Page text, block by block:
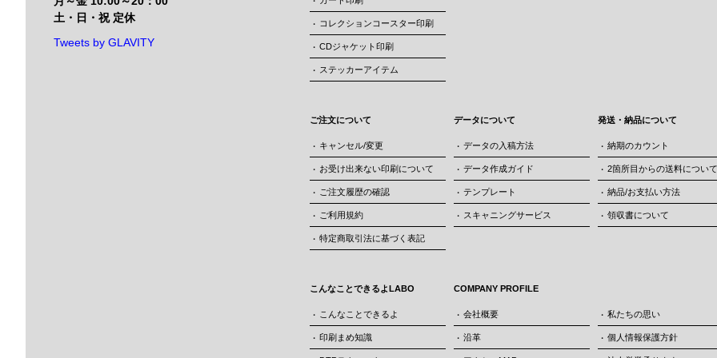
土・日・祝 定休
Tweets by GLAVITY
コレクションコースター印刷
CDジャケット印刷
ステッカーアイテム
ご注文について
キャンセル/変更
お受け出来ない印刷について
ご注文履歴の確認
ご利用規約
特定商取引法に基づく表記
データについて
データの入稿方法
データ作成ガイド
テンプレート
スキャニングサービス
発送・納品について
納期のカウント
2箇所目からの送料について
納品/お支払い方法
領収書について
こんなことできるよLABO
こんなことできるよ
印刷まめ知識
COMPANY PROFILE
会社概要
沿革
私たちの思い
個人情報保護方針